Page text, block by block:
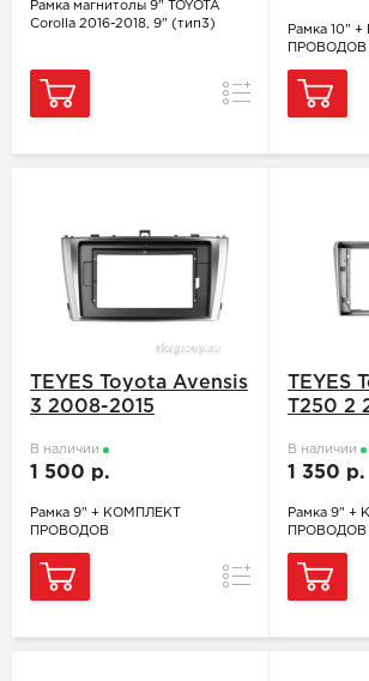
Рамка магнитолы 9" TOYOTA
Corolla 2016-2018, 9" (тип3)
Сравнение
Рамка 10"
ПРОВОДОВ
TEYES Toyota Avensis
3 2008-2015
В наличии
1 500 р.
Рамка 9" + КОМПЛЕКТ
ПРОВОДОВ
Сравнение
TEYES
T250 2
В наличии
1 350 р.
Рамка 9" +
ПРОВОДОВ